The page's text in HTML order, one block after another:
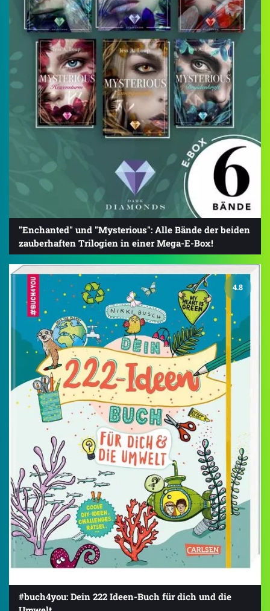
"Enchanted" und "Mysterious": Alle Bände der beiden
zauberhaften Trilogien in einer Mega-E-Box!
4.8
#buch4you: Dein 222 Ideen-Buch für dich und die